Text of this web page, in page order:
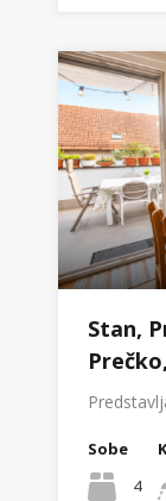
Stan,
Sobe
4